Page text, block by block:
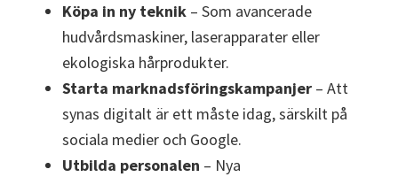
Köpa in ny teknik – Som avancerade
hudvårdsmaskiner, laserapparater eller
ekologiska hårprodukter.
Starta marknadsföringskampanjer – Att
synas digitalt är ett måste idag, särskilt på
sociala medier och Google.
Utbilda personalen – Nya